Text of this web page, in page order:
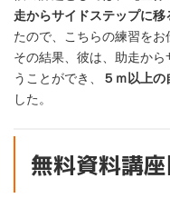
走からサイドステップに移
たので、こちらの練習をお
その結果、彼は、助走か
うことができ、
５ｍ以上
した。
無料資料講